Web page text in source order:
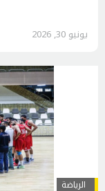
يونيو 30, 2026
الرياضة